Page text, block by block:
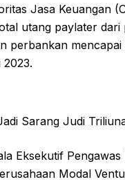
Jasa Keuangan
utang paylater dari
perbankan
Sarang Judi
Eksekutif Pengawas
Modal